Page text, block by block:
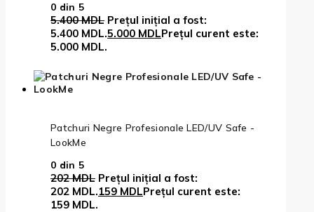
0 din 5
5.400MDL Prețul inițial a fost:
5.400 MDL.5.000 MDLPrețul curent este:
5.000 MDL.
Patchuri Negre Profesionale LED/UV Safe -
LookMe
0 din 5
202MDL Prețul inițial a fost:
202 MDL.159 MDLPrețul curent este:
159 MDL.